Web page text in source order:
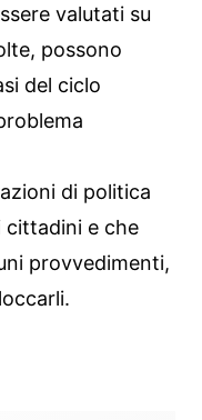
valutati su
possono
del ciclo
di politica
cittadini e che
provvedimenti,